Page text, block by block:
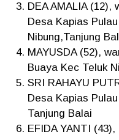
DEA AMALIA (12),
Desa Kapias
Nibung,Tanjung
MAYUSDA (52),
Buaya Kec Teluk
SRI RAHAYU
Desa Kapias
Tanjung Balai
EFIDA YANTI